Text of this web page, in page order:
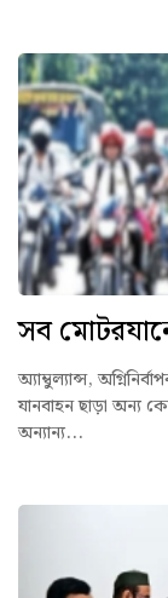
সব
অ্যাম্বুল্যান্স,
যানবাহন ছাড়া অন্য
অন্যান্য...